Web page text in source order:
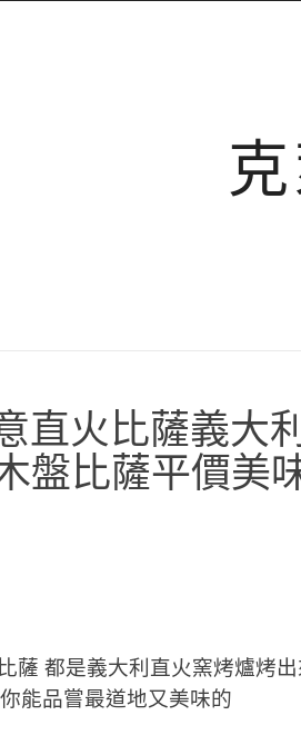
直火比薩義大
盤比薩平價美
薩 都是義大利直火窯烤爐烤
能品嘗最道地又美味的